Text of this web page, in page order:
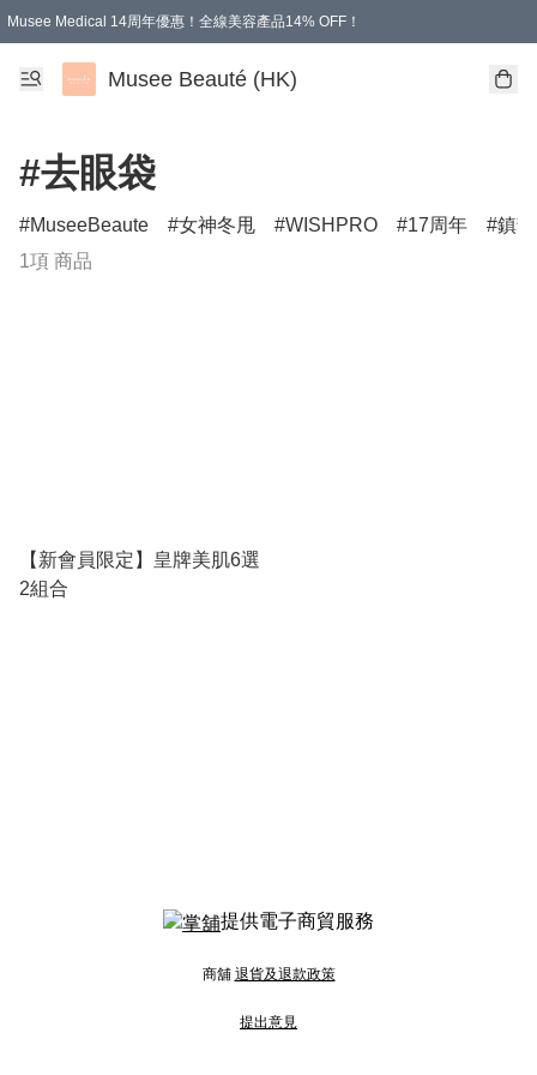
Musee Medical 14周年優惠！全線美容產品14% OFF！
凡購物滿HKD 500.00即享運費減免優惠
Musee Beauté (HK)
#去眼袋
MuseeBeaute 女神冬甩 WISHPRO 17周年
鎮
1項 商品
【新會員限定】皇牌美肌6選
2組合
提供電子商貿服務
商舖 退貨及退款政策
提出意見